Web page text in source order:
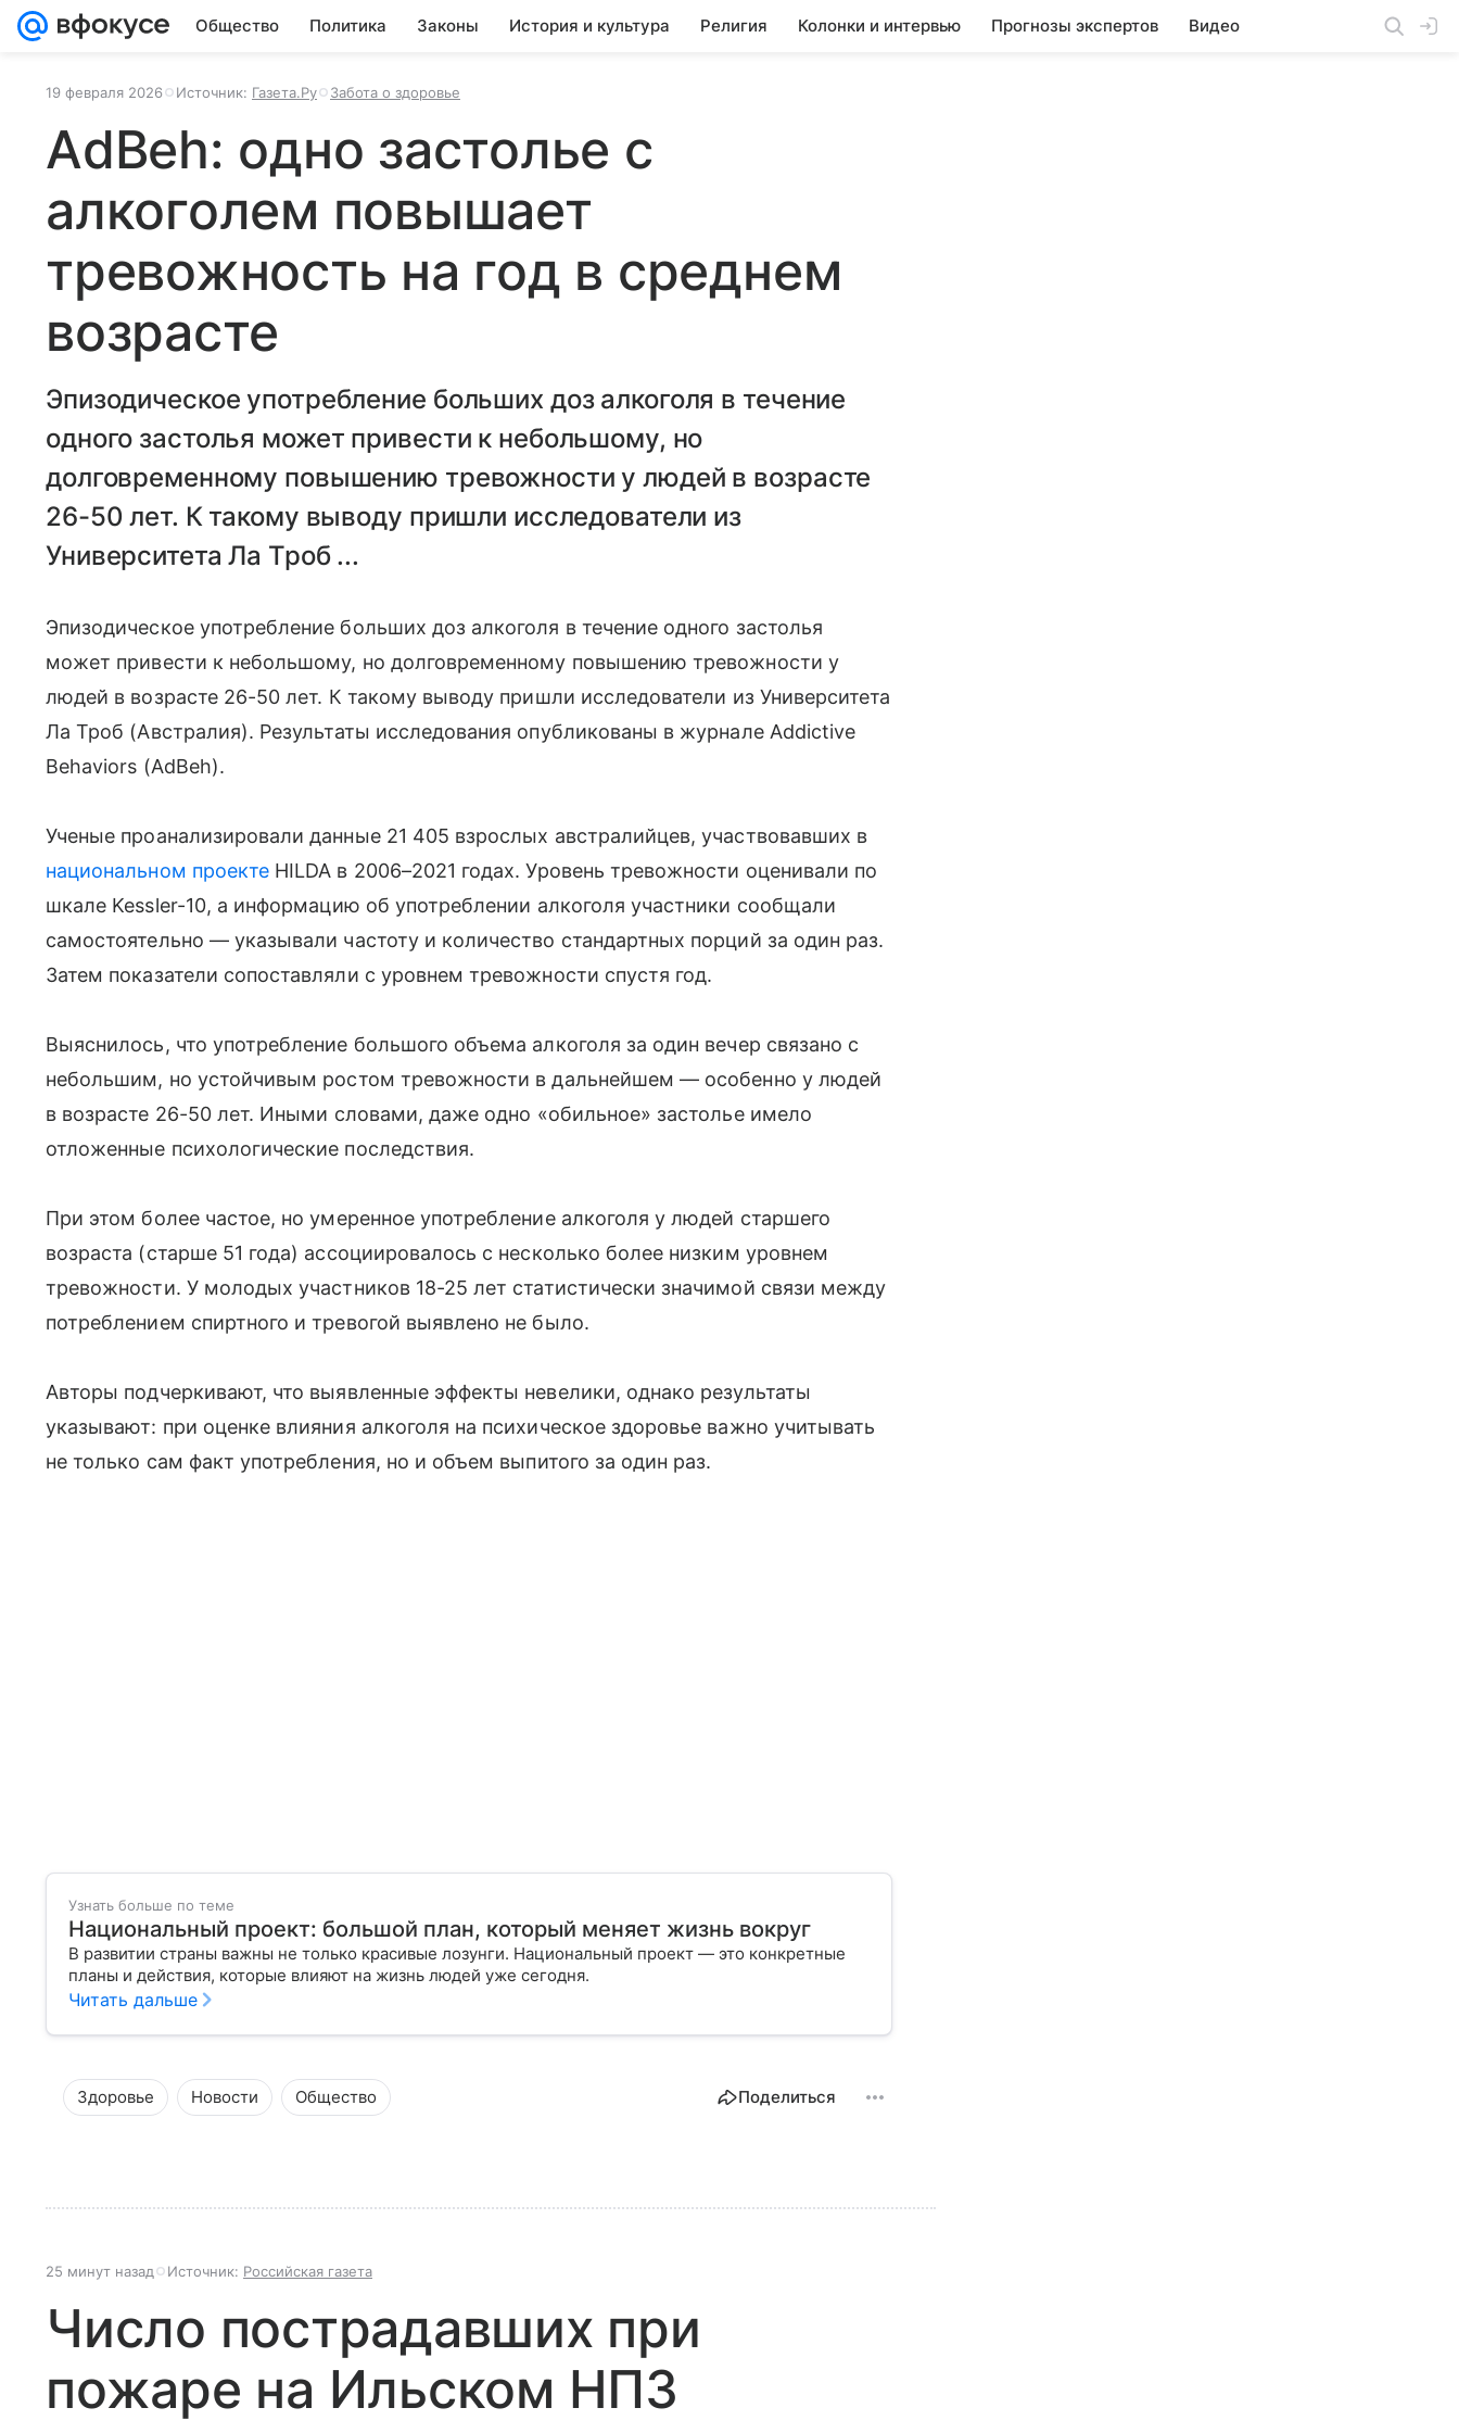
Общество Политика Законы История и культура Религия Колонки и интервью Прогнозы экспертов Видео
19 февраля 2026 Источник: Газета.Ру Забота о здоровье
AdBeh: одно застолье с
алкоголем повышает
тревожность на год в среднем
возрасте
Эпизодическое употребление больших доз алкоголя в течение
одного застолья может привести к небольшому, но
долговременному повышению тревожности у людей в возрасте
26-50 лет. К такому выводу пришли исследователи из
Университета Ла Троб ...
Эпизодическое употребление больших доз алкоголя в течение одного застолья
может привести к небольшому, но долговременному повышению тревожности у
людей в возрасте 26-50 лет. К такому выводу пришли исследователи из Университета
Ла Троб (Австралия). Результаты исследования опубликованы в журнале Addictive
Behaviors (AdBeh).
Ученые проанализировали данные 21 405 взрослых австралийцев, участвовавших в
национальном проекте HILDA в 2006–2021 годах. Уровень тревожности оценивали по
шкале Kessler-10, а информацию об употреблении алкоголя участники сообщали
самостоятельно — указывали частоту и количество стандартных порций за один раз.
Затем показатели сопоставляли с уровнем тревожности спустя год.
Выяснилось, что употребление большого объема алкоголя за один вечер связано с
небольшим, но устойчивым ростом тревожности в дальнейшем — особенно у людей
в возрасте 26-50 лет. Иными словами, даже одно «обильное» застолье имело
отложенные психологические последствия.
При этом более частое, но умеренное употребление алкоголя у людей старшего
возраста (старше 51 года) ассоциировалось с несколько более низким уровнем
тревожности. У молодых участников 18-25 лет статистически значимой связи между
потреблением спиртного и тревогой выявлено не было.
Авторы подчеркивают, что выявленные эффекты невелики, однако результаты
указывают: при оценке влияния алкоголя на психическое здоровье важно учитывать
не только сам факт употребления, но и объем выпитого за один раз.
Узнать больше по теме
Национальный проект: большой план, который меняет жизнь вокруг
В развитии страны важны не только красивые лозунги. Национальный проект — это конкретные
планы и действия, которые влияют на жизнь людей уже сегодня.
Читать дальше
Здоровье Новости Общество Поделиться
25 минут назад Источник: Российская газета
Число пострадавших при
пожаре на Ильском НПЗ